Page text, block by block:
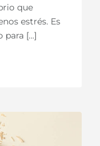
que
estrés. Es
[...]